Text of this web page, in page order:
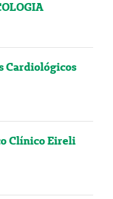
Cardiológicos
Clínico Eireli